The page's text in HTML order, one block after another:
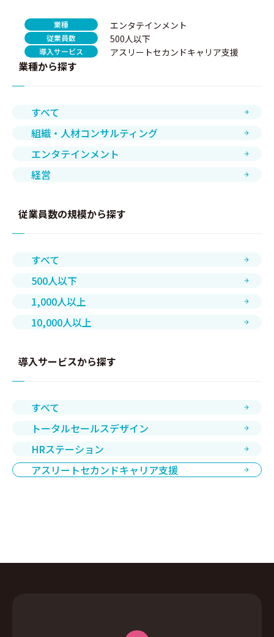
業種 エンタテインメント
従業員数 500人以下
導入サービス アスリートセカンドキャリア支援
業種から探す
すべて
組織・人材コンサルティング
エンタテインメント
経営
従業員数の規模から探す
すべて
500人以下
1,000人以上
10,000人以上
導入サービスから探す
すべて
トータルセールスデザイン
HRステーション
アスリートセカンドキャリア支援